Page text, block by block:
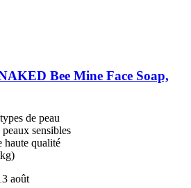
Bee Mine Face Soap,
de peau
sensibles
haute qualité
août